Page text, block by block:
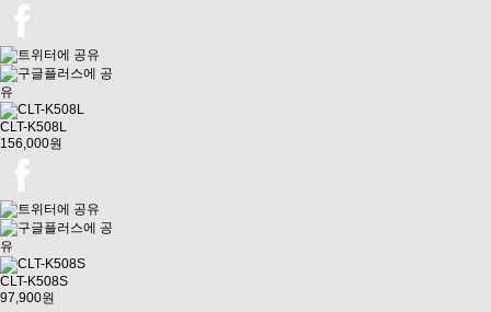
CLT-K508L
156,000원
CLT-K508S
97,900원